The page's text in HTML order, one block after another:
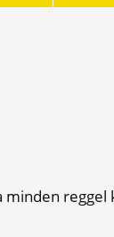
minden